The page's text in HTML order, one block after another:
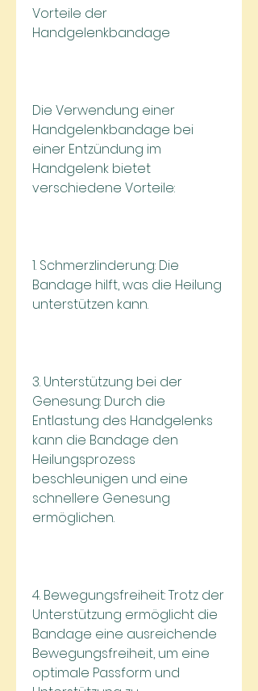
Vorteile der
Handgelenkbandage
Die Verwendung einer
Handgelenkbandage bei
einer Entzündung im
Handgelenk bietet
verschiedene Vorteile:
1. Schmerzlinderung: Die
Bandage hilft, was die Heilung
unterstützen kann.
3. Unterstützung bei der
Genesung: Durch die
Entlastung des Handgelenks
kann die Bandage den
Heilungsprozess
beschleunigen und eine
schnellere Genesung
ermöglichen.
4. Bewegungsfreiheit: Trotz der
Unterstützung ermöglicht die
Bandage eine ausreichende
Bewegungsfreiheit, um eine
optimale Passform und